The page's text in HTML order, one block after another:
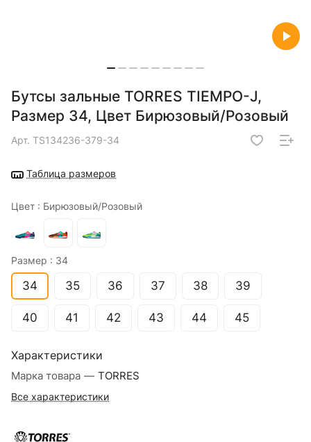
Бутсы зальные TORRES TIEMPO-J,
Размер 34, Цвет Бирюзовый/Розовый
Арт. TS134236-379-34
Таблица размеров
Цвет : Бирюзовый/Розовый
Размер : 34
34 35 36 37 38 39
40 41 42 43 44 45
Характеристики
Марка товара — TORRES
Все характеристики